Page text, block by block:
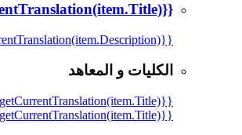
{{mmc.getCurrentTranslation(item.Title)}}
{{mmc.getCurrentTranslation(item.Description)}}
الكليات و المعاهد
{{mmc.getCurrentTranslation(item.Title)}}
{{mmc.getCurrentTranslation(item.Title)}}